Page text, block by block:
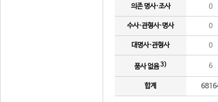
의존 명사·조사 0
수사·관형사·명사 0
대명사·관형사 0
품사 없음3) 6
합계